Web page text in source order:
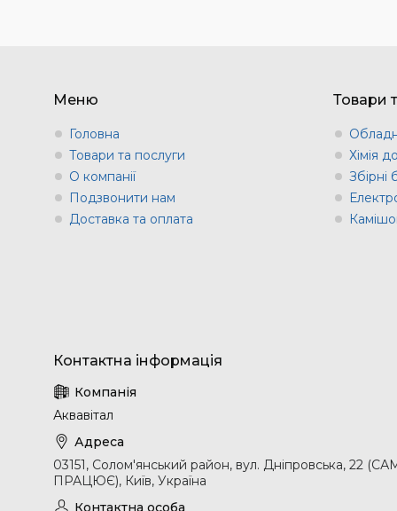
Меню
Головна
Товари та послуги
О компанії
Подзвонити нам
Доставка та оплата
Товари
Хімія
Збірні
Аквавітал
03151, Солом'янський район, вул. Дніпровська,
ПРАЦЮЄ), Київ, Україна